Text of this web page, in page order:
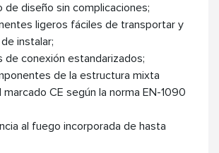
de diseño sin complicaciones;
ligeros fáciles de transportar y
instalar;
de conexión estandarizados;
de la estructura mixta
marcado CE según la norma EN-1090
al fuego incorporada de hasta